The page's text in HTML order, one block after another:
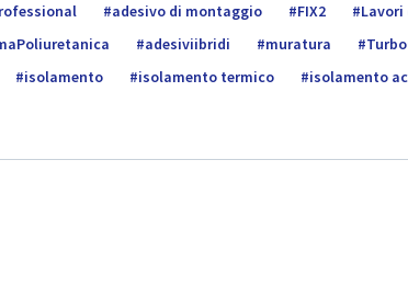
adesivo di montaggio FIX2
adesiviibridi muratura
isolamento isolamento termico isolamento